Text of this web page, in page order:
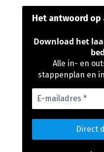
Het antwoord op
Download het
Alle in- en
stappenplan en
mailadres